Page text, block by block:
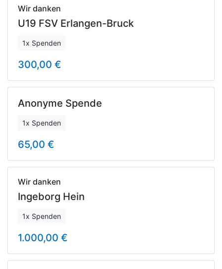
Wir danken
U19 FSV Erlangen-Bruck
1x Spenden
300,00 €
Anonyme Spende
1x Spenden
65,00 €
Wir danken
Ingeborg Hein
1x Spenden
1.000,00 €